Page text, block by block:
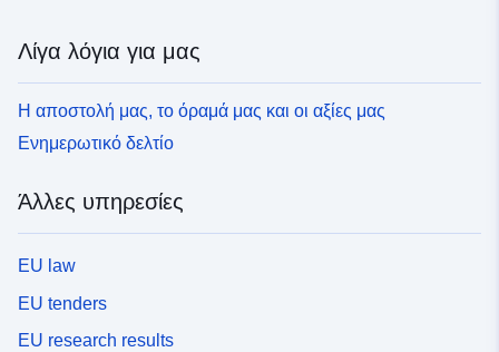
Λίγα λόγια για μας
Η αποστολή μας, το όραμά μας και οι αξίες μας
Ενημερωτικό δελτίο
Άλλες υπηρεσίες
EU law
EU tenders
EU research results